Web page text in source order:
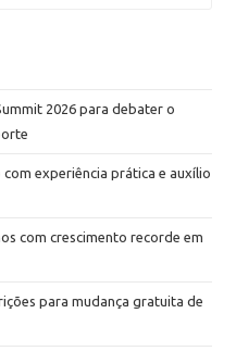
2026 para debater o
experiência prática e auxílio
com crescimento recorde em
para mudança gratuita de